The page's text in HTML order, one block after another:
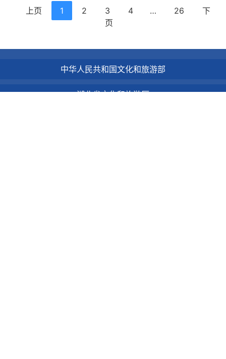
上页 1 2 3 4 … 26
下
页
中华人民共和国文化和旅游部
湖北省文化和旅游厅